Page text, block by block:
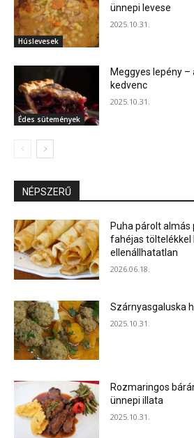
Húslevesek
ünnepi levese
2025.10.31.
Édes sütemények
Meggyes lepény –
kedvenc
2025.10.31.
NÉPSZERŰ
Puha párolt almás
fahéjas töltelékkel
ellenállhatatlan
2026.06.18.
Szárnyasgaluska
2025.10.31.
Rozmaringos
ünnepi illata
2025.10.31.